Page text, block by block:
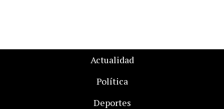
Actualidad
Política
Deportes